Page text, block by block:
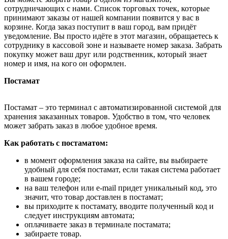
сотрудничающих с нами. Список торговых точек, которые
принимают заказы от нашей компании появится у вас в
корзине. Когда заказ поступит в ваш город, вам придёт
уведомление. Вы просто идёте в этот магазин, обращаетесь к
сотруднику в кассовой зоне и называете номер заказа. Забрать
покупку может ваш друг или родственник, который знает
номер и имя, на кого он оформлен.
Постамат
Постамат – это терминал с автоматизированной системой для
хранения заказанных товаров. Удобство в том, что человек
может забрать заказ в любое удобное время.
Как работать с постаматом:
в момент оформления заказа на сайте, вы выбираете
удобный для себя постамат, если такая система работает
в вашем городе;
на ваш телефон или e-mail придет уникальный код, это
значит, что товар доставлен в постамат;
вы приходите к постамату, вводите полученный код и
следует инструкциям автомата;
оплачиваете заказ в терминале постамата;
забираете товар.